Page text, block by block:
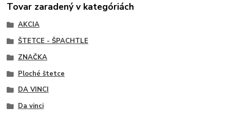
Tovar zaradený v kategóriách
AKCIA
ŠTETCE - ŠPACHTLE
ZNAČKA
Ploché štetce
DA VINCI
Da vinci